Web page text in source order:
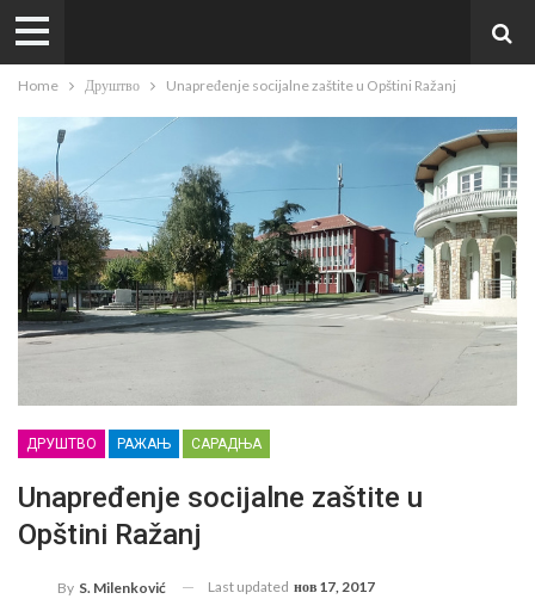
Home Друштво Unapređenje socijalne zaštite u Opštini Ražanj
ДРУШТВО РАЖАЊ САРАДЊА
Unapređenje socijalne zaštite u
Opštini Ražanj
By S. Milenković Last updated нов 17, 2017